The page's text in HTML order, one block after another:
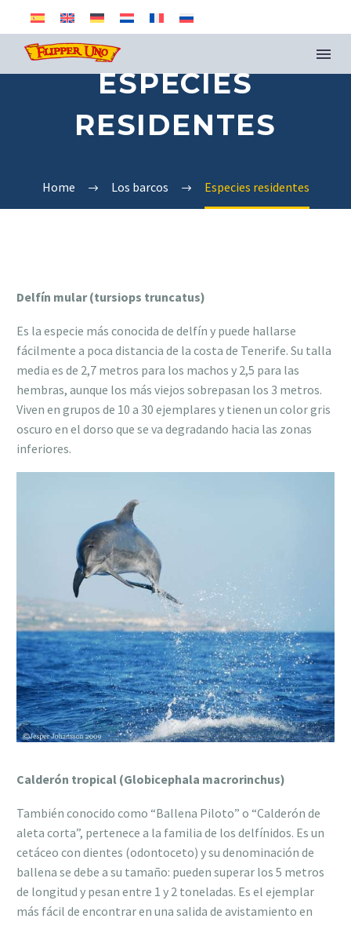
ESPECIES
RESIDENTES
Home Los barcos Especies residentes
Delfín mular (tursiops truncatus)
Es la especie más conocida de delfín y puede hallarse
fácilmente a poca distancia de la costa de Tenerife. Su talla
media es de 2,7 metros para los machos y 2,5 para las
hembras, aunque los más viejos sobrepasan los 3 metros.
Viven en grupos de 10 a 30 ejemplares y tienen un color gris
oscuro en el dorso que se va degradando hacia las zonas
inferiores.
Calderón tropical (Globicephala macrorinchus)
También conocido como “Ballena Piloto” o “Calderón de
aleta corta”, pertenece a la familia de los delfínidos. Es un
cetáceo con dientes (odontoceto) y su denominación de
ballena se debe a su tamaño: pueden superar los 5 metros
de longitud y pesan entre 1 y 2 toneladas. Es el ejemplar
más fácil de encontrar en una salida de avistamiento en